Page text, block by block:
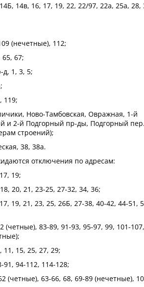
14в, 16, 17, 19, 22, 22/97, 22а, 25а, 28,
(нечетные), 112;
67;
1, 3, 5;
119;
Ново-Тамбовская, Овражная, 1-й
и 2-й Подгорный пр-ды, Подгорный
строений);
38, 38а.
отключения по адресам:
19;
20, 21, 23-25, 27-32, 34, 36;
19, 21, 23, 25, 26Б, 27-38, 40-42, 44-51,
(четные), 83-89, 91-93, 95-97, 99, 101-
11, 15, 25, 27, 29;
94-112, 114-128;
(четные), 63-66, 68, 69-89 (нечетные),